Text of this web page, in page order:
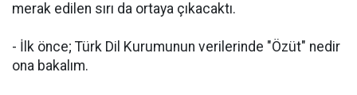
merak edilen sırı da ortaya çıkacaktı.
- İlk önce; Türk Dil Kurumunun verilerinde "Özüt" nedir
ona bakalım.